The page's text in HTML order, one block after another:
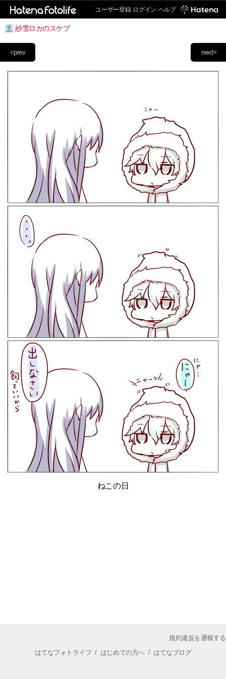
ユーザー登録 ログイン ヘルプ
紗雪ロカのスケブ
next>
<prev
ねこの日
規約違反を通報する
はてなフォトライフ / はじめての方へ/ はてなブログ